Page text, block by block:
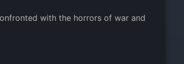
with the horrors of war and